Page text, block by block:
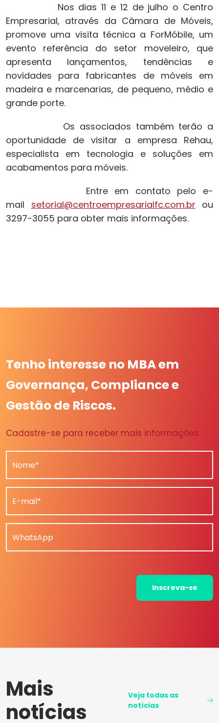
Nos dias 11 e 12 de julho o Centro
Empresarial, através da Câmara de Móveis,
promove uma visita técnica a ForMóbile, um
evento referência do setor moveleiro, que
apresenta lançamentos, tendências e
novidades para fabricantes de móveis em
madeira e marcenarias, de pequeno, médio e
grande porte.
Os associados também terão a
oportunidade de visitar a empresa Rehau,
especialista em tecnologia e soluções em
acabamentos para móveis.
Entre em contato pelo e-
mail setorial@centroempresarialfc.com.br ou
3297-3055 para obter mais informações.
Tenho interesse no MBA em
Governança, Compliance e
Gestão de Riscos.
Cadastre-se para receber mais informações.
Nome*
E-mail*
WhatsApp
Inscreva-se
Mais
notícias
Veja todas as
notícias